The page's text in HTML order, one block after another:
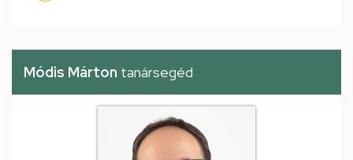
Módis Márton tanársegéd